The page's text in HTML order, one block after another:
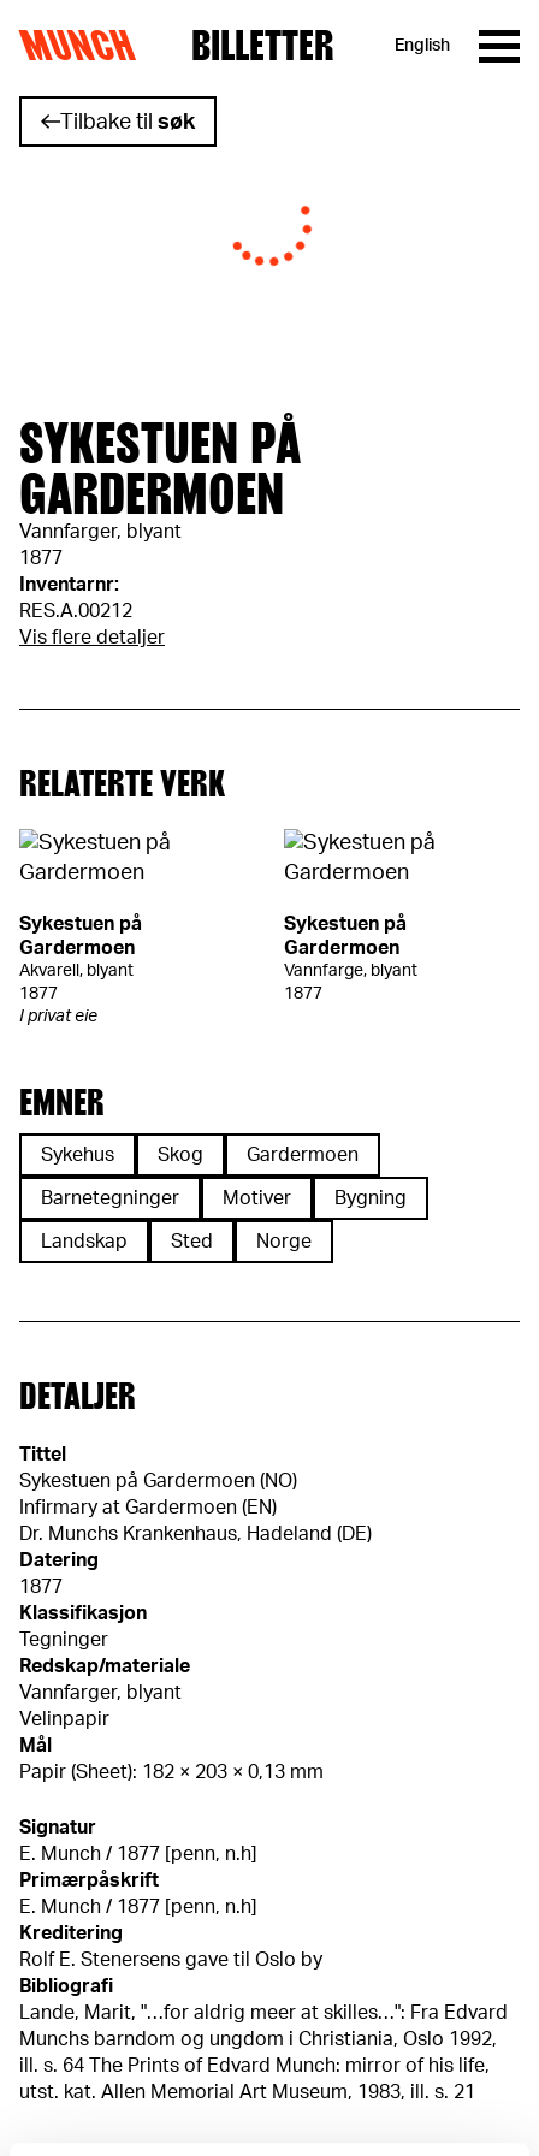
Hopp til innhold
MUNCH BILLETTER English
Tilbake til søk
SYKESTUEN PÅ
GARDERMOEN
Vannfarger, blyant
1877
Inventarnr:
RES.A.00212
Vis flere detaljer
RELATERTE VERK
Sykestuen på
Gardermoen
Akvarell, blyant
1877
I privat eie
Sykestuen på
Gardermoen
Vannfarge, blyant
1877
EMNER
Sykehus Skog Gardermoen
Barnetegninger Motiver Bygning
Landskap Sted Norge
DETALJER
Tittel
Sykestuen på Gardermoen (NO)
Infirmary at Gardermoen (EN)
Dr. Munchs Krankenhaus, Hadeland (DE)
Datering
1877
Klassifikasjon
Tegninger
Redskap/materiale
Vannfarger, blyant
Velinpapir
Mål
Papir (Sheet): 182 × 203 × 0,13 mm
Signatur
E. Munch / 1877 [penn, n.h]
Primærpåskrift
E. Munch / 1877 [penn, n.h]
Kreditering
Rolf E. Stenersens gave til Oslo by
Bibliografi
Lande, Marit, "…for aldrig meer at skilles…": Fra Edvard
Munchs barndom og ungdom i Christiania, Oslo 1992,
ill. s. 64 The Prints of Edvard Munch: mirror of his life,
utst. kat. Allen Memorial Art Museum, 1983, ill. s. 21